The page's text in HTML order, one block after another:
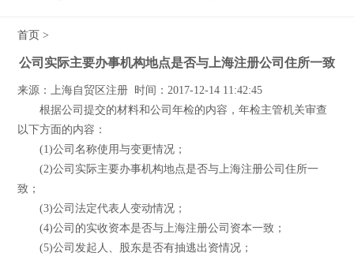
首页 >
公司实际主要办事机构地点是否与上海注册公司住所一致
来源：上海自贸区注册 时间：2017-12-14 11:42:45
根据公司提交的材料和公司年检的内容，年检主管机关审查
以下方面的内容：
(1)公司名称使用与变更情况；
(2)公司实际主要办事机构地点是否与上海注册公司住所一
致；
(3)公司法定代表人变动情况；
(4)公司的实收资本是否与上海注册公司资本一致；
(5)公司发起人、股东是否有抽逃出资情况；